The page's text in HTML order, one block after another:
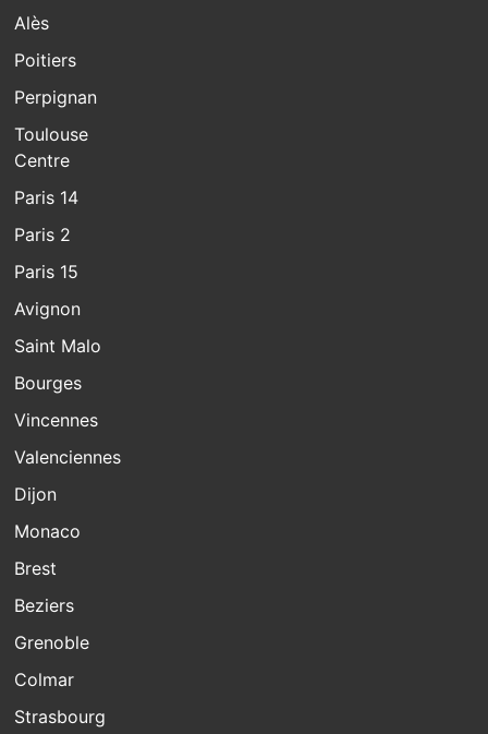
Alès
Poitiers
Perpignan
Toulouse
Centre
Paris 14
Paris 2
Paris 15
Avignon
Saint Malo
Bourges
Vincennes
Valenciennes
Dijon
Monaco
Brest
Beziers
Grenoble
Colmar
Strasbourg